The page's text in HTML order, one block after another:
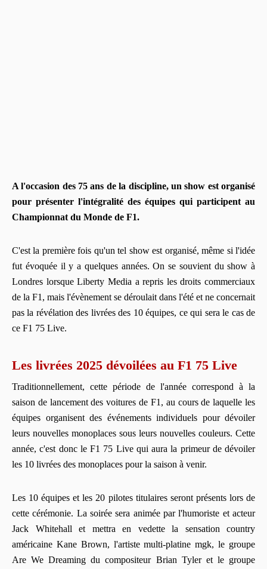
A l'occasion des 75 ans de la discipline, un show est organisé
pour présenter l'intégralité des équipes qui participent au
Championnat du Monde de F1.
C'est la première fois qu'un tel show est organisé, même si l'idée
fut évoquée il y a quelques années. On se souvient du show à
Londres lorsque Liberty Media a repris les droits commerciaux
de la F1, mais l'évènement se déroulait dans l'été et ne concernait
pas la révélation des livrées des 10 équipes, ce qui sera le cas de
ce F1 75 Live.
Les livrées 2025 dévoilées au F1 75 Live
Traditionnellement, cette période de l'année correspond à la
saison de lancement des voitures de F1, au cours de laquelle les
équipes organisent des événements individuels pour dévoiler
leurs nouvelles monoplaces sous leurs nouvelles couleurs. Cette
année, c'est donc le F1 75 Live qui aura la primeur de dévoiler
les 10 livrées des monoplaces pour la saison à venir.
Les 10 équipes et les 20 pilotes titulaires seront présents lors de
cette cérémonie. La soirée sera animée par l'humoriste et acteur
Jack Whitehall et mettra en vedette la sensation country
américaine Kane Brown, l'artiste multi-platine mgk, le groupe
Are We Dreaming du compositeur Brian Tyler et le groupe